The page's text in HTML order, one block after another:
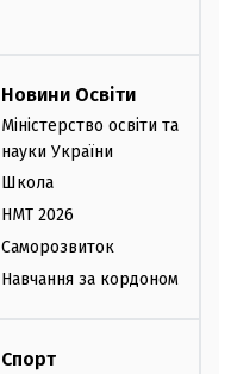
Новини Освіти
Міністерство освіти та
науки України
Школа
НМТ 2026
Саморозвиток
Навчання за кордоном
Спорт